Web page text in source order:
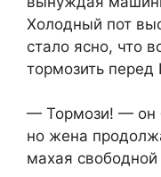
Холодный пот
стало ясно, что
тормозить
— Тормози! — он
но жена
махая свободной